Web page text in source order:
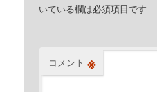
いている欄は必須項目です
コメント ※